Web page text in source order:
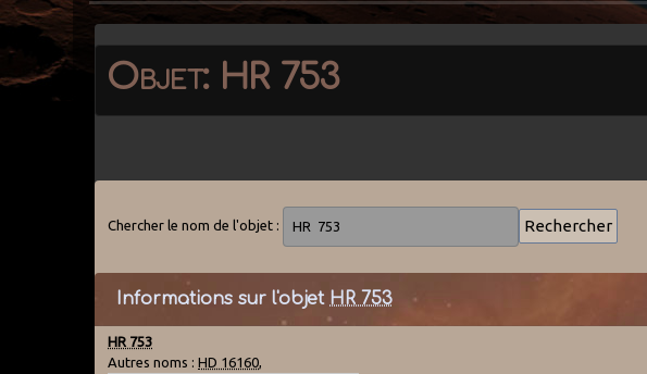
Objet: HR 753
Chercher le nom de l'objet :
Informations sur l'objet HR 753
HR 753
Autres noms :HD 16160